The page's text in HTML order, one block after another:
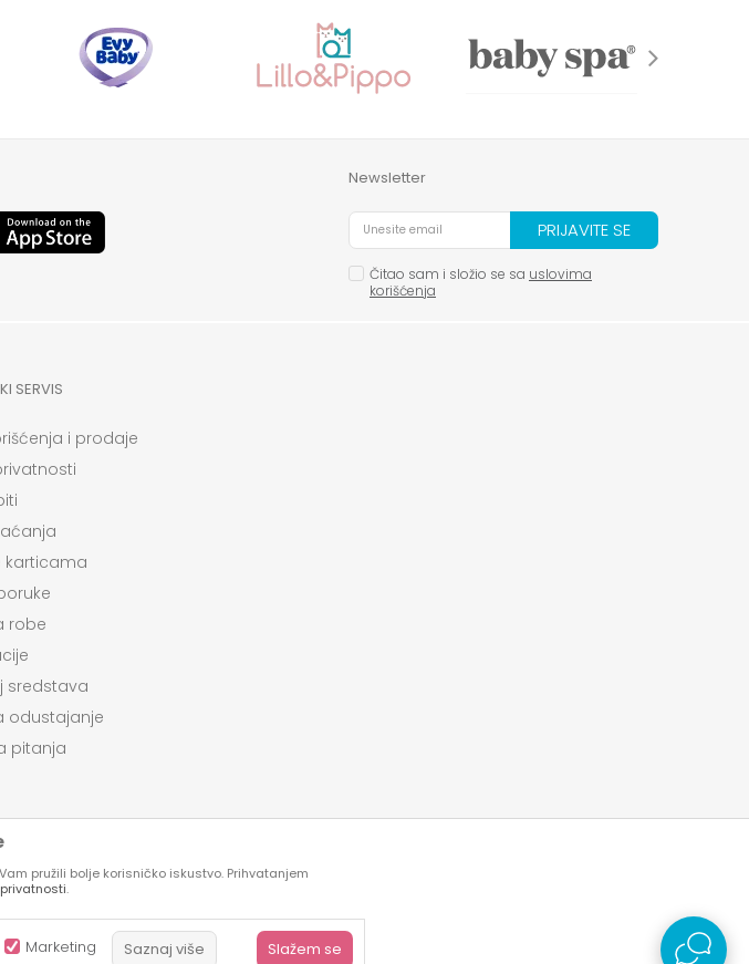
Newsletter
PRIJAVITE SE
Čitao sam i složio se sa uslovima
korišćenja
SERVIS
i prodaje
karticama
robe
sredstava
odustajanje
pitanja
ne podrazumeva da su dostupni u svakom trenutku.
pružili bolje korisničko iskustvo. Prihvatanjem
.
Marketing Saznaj više Slažem se